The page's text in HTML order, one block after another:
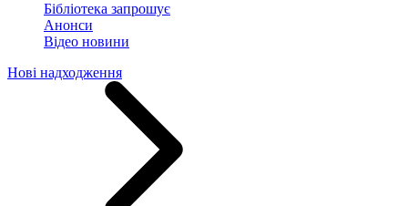
Бібліотека запрошує
Анонси
Відео новини
Нові надходження